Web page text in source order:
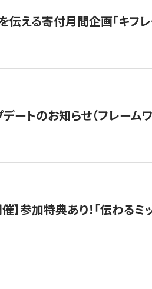
伝える寄付月間企画「キフ
ートのお知らせ（フレーム
催】参加特典あり！「伝わ